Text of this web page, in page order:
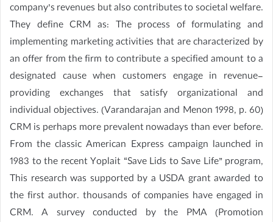
company’s revenues but also contributes to societal welfare.
They define CRM as: The process of formulating and
implementing marketing activities that are characterized by
an offer from the firm to contribute a specified amount to a
designated cause when customers engage in revenue-
providing exchanges that satisfy organizational and
individual objectives. (Varandarajan and Menon 1998, p. 60)
CRM is perhaps more prevalent nowadays than ever before.
From the classic American Express campaign launched in
1983 to the recent Yoplait “Save Lids to Save Life” program,
This research was supported by a USDA grant awarded to
the first author. thousands of companies have engaged in
CRM. A survey conducted by the PMA (Promotion